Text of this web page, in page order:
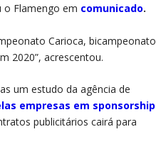
o Flamengo em comunicado.
Carioca, bicampeonato
2020”, acrescentou.
um estudo da agência de
empresas em sponsorship
publicitários cairá para